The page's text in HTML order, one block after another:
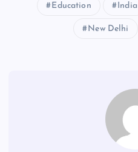
Education India
New Delhi